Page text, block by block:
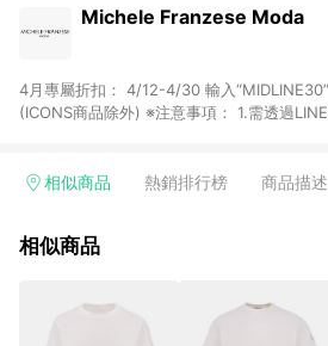
Michele Franzese Moda
4月專屬折扣： 4/12-4/30 輸入“MIDLINE30” 享SS24系列7折
(ICONS商品除外) ※注意事項： 1.需透過LINE購物前往並在同一
點數依據將以商品未稅價格為準。 3.國際商家之商品金額可能受
相似商品 熱銷排行榜 商品描述
相似商品